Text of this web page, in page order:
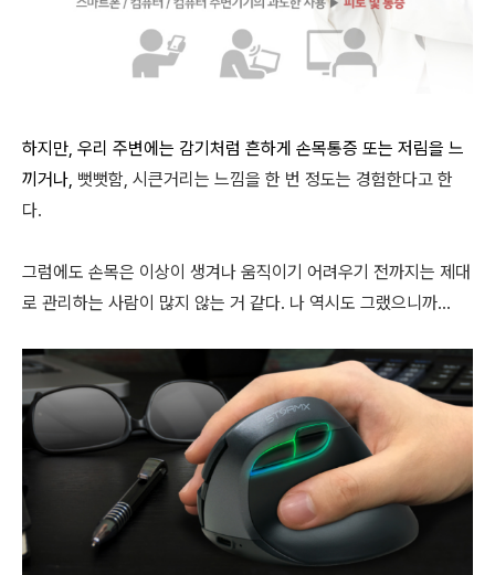
하지만, 우리 주변에는 감기처럼 흔하게 손목통증 또는 저림을 느
끼거나, 뻣뻣함, 시큰거리는 느낌을 한 번 정도는 경험한다고 한
다.
그럼에도 손목은 이상이 생겨나 움직이기 어려우기 전까지는 제대
로 관리하는 사람이 많지 않는 거 같다. 나 역시도 그랬으니까...